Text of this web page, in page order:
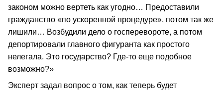
законом можно вертеть как угодно… Предоставили
гражданство «по ускоренной процедуре», потом так же
лишили… Возбудили дело о госперевороте, а потом
депортировали главного фигуранта как простого
нелегала. Это государство? Где-то еще подобное
возможно?»
Эксперт задал вопрос о том, как теперь будет